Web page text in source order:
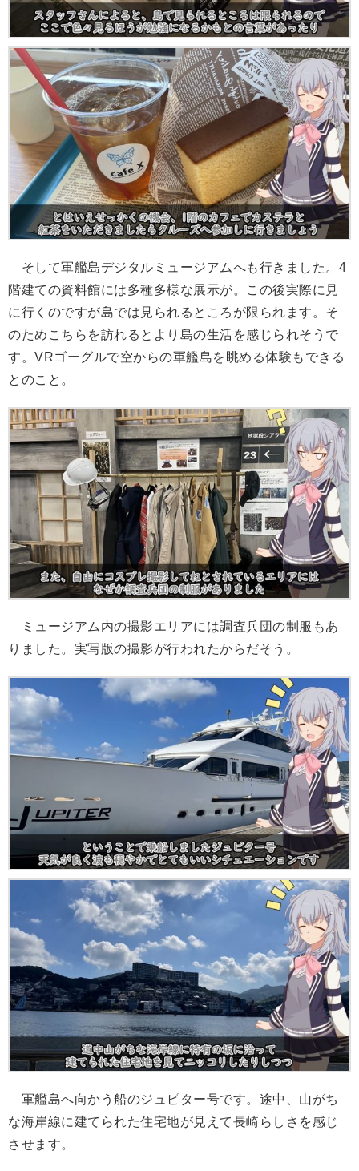
そして軍艦島デジタルミュージアムへも行きました。4
階建ての資料館には多種多様な展示が。この後実際に見
に行くのですが島では見られるところが限られます。そ
のためこちらを訪れるとより島の生活を感じられそうで
す。VRゴーグルで空からの軍艦島を眺める体験もできる
とのこと。
ミュージアム内の撮影エリアには調査兵団の制服もあ
りました。実写版の撮影が行われたからだそう。
軍艦島へ向かう船のジュピター号です。途中、山がち
な海岸線に建てられた住宅地が見えて長崎らしさを感じ
させます。